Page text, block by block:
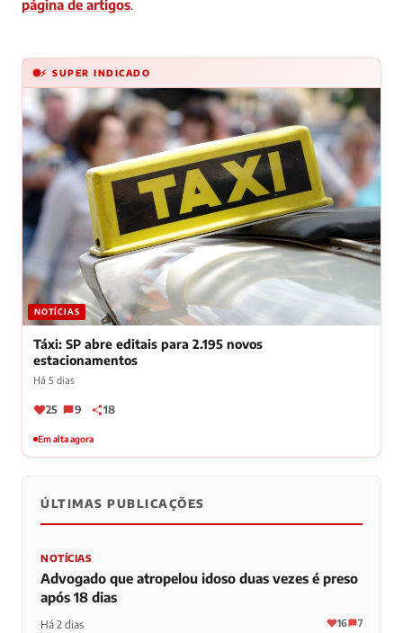
página de artigos.
⚡ SUPER INDICADO
NOTÍCIAS
Táxi: SP abre editais para 2.195 novos
estacionamentos
Há 5 dias
25 9 18
Em alta agora
ÚLTIMAS PUBLICAÇÕES
NOTÍCIAS
Advogado que atropelou idoso duas vezes é preso
após 18 dias
Há 2 dias 16 7